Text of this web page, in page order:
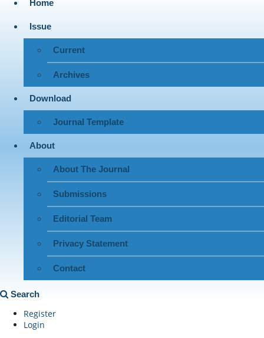
Home
Issue
Current
Archives
Download
Journal Template
About
About The Journal
Submissions
Editorial Team
Privacy Statement
Contact
Search
Register
Login